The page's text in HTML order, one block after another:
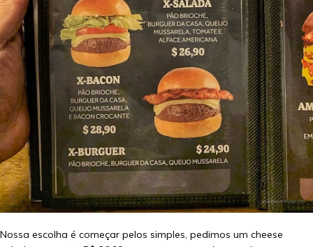
Nossa escolha é começar pelos simples, pedimos um cheese